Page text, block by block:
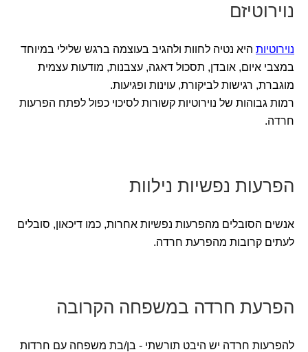
נוירוטיזם
נוירוטיות היא נטיה לחוות ולהגיב בעוצמה ברגש שלילי במיוחד
במצבי איום, אובדן, תסכול דאגה, עצבנות, מודעות עצמית
מוגברת, רגישות לביקורת, עוינות ופגיעות.
רמות גבוהות של נוירוטיות קשורות לסיכוי כפול לפתח הפרעות
חרדה.
הפרעות נפשיות נילוות
אנשים הסובלים מהפרעות נפשיות אחרות, כמו דיכאון, סובלים
לעתים קרובות מהפרעת חרדה.
הפרעת חרדה במשפחה הקרובה
להפרעות חרדה יש היבט תורשתי - בן/בת משפחה עם חרדות